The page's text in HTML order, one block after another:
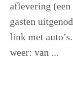
aflevering
gasten
link met
weer: van ...